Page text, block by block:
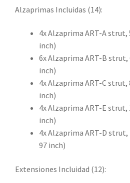
Alzaprimas Incluidas (14):
4x Alzaprima ART-A strut,
inch)
6x Alzaprima ART-B strut,
inch)
4x Alzaprima ART-C strut,
inch)
4x Alzaprima ART-E strut,
inch)
4x Alzaprima ART-D strut,
97 inch)
Extensiones Incluidad (12):